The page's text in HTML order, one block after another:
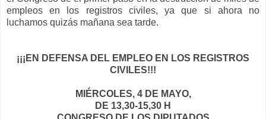
empleos en los registros civiles, ya que si ahora no
luchamos quizás mañana sea tarde.
¡¡¡EN DEFENSA DEL EMPLEO EN LOS REGISTROS
CIVILES!!!
MIÉRCOLES, 4 DE MAYO,
DE 13,30-15,30 H